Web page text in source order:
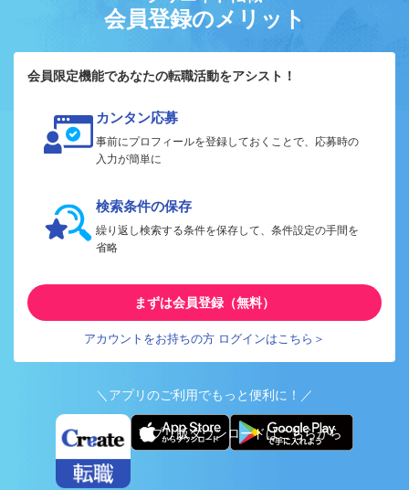
会員登録のメリット
会員限定機能であなたの転職活動をアシスト！
カンタン応募
事前にプロフィールを登録しておくことで、応募時の
入力が簡単に
検索条件の保存
繰り返し検索する条件を保存して、条件設定の手間を
省略
まずは会員登録（無料）
アカウントをお持ちの方 ログインはこちら＞
＼アプリのご利用でもっと便利に！／
アプリ版ダウンロードはこちらから